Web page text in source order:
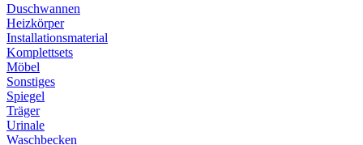
Duschwannen
Heizkörper
Installationsmaterial
Komplettsets
Möbel
Sonstiges
Spiegel
Träger
Urinale
Waschbecken